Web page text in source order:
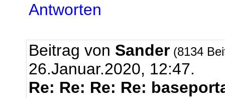
Antworten
Beitrag von Sander (8134
26.Januar.2020, 12:47.
Re: Re: Re: Re: